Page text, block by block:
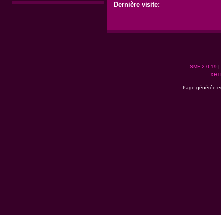
Dernière visite:
SMF 2.0.19 |
Page générée